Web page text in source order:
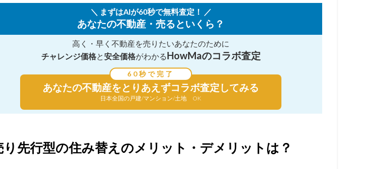
＼ まずはAIが60秒で無料査定！ ／
あなたの不動産・売るといくら？
高く・早く不動産を売りたいあなたのために
チャレンジ価格と安全価格がわかるHowMaのコラボ査定
60秒で完了
あなたの不動産をとりあえずコラボ査定してみる
日本全国の戸建/マンション/土地 OK
り先行型の住み替えのメリット・デメリットは？